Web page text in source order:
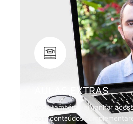
AULAS EXTRAS
Você também vai ganhar
com conteúdos